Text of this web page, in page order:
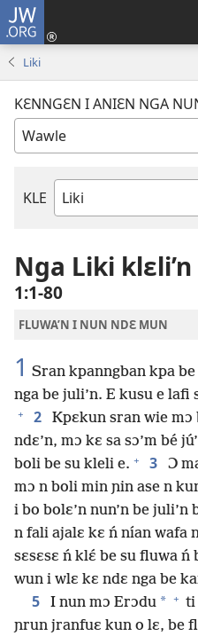
JW.ORG
Liki
KƐNNGƐN I ANIƐN NGA
KLE
Biblu'n
Nga Liki klɛli’n
1:1-80
FLUWA’N I NUN NDƐ MUN
1 Sran kpanngban kpa
nga be juli’n. E kusu e lafi
+ 2
Kpɛkun sran wie
ndɛ’n, mɔ kɛ sa sɔ’m bé
boli be su kleli e. + 3 Ɔ
mɔ n boli min ɲin ase n
i bo bolɛ’n nun’n be juli’n
n fali ajalɛ kɛ ń nían wafa
sɛsɛsɛ ń klɛ́ be su fluwa ń
wun i wlɛ kɛ ndɛ nga be
5 I nun mɔ Erɔdu * + ti
ɲrun jranfuɛ kun o lɛ, be